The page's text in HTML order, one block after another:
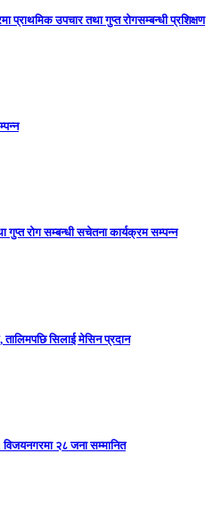
प्राथमिक उपचार तथा गुप्त रोगसम्बन्धी प्रशिक्षण
गुप्त रोग सम्बन्धी सचेतना कार्यक्रम सम्पन्न
सिलाई मेसिन प्रदान
२८ जना सम्मानित